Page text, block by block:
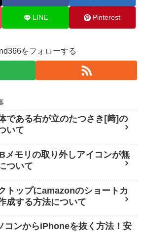
LINE Pinterest
をフォローする
である右が立のたつさき[﨑]の
いて
メモリの取り外しアイコンが無
ついて
トップにamazonのショートカ
成する方法について
コンからiPhoneを抜く方法！安